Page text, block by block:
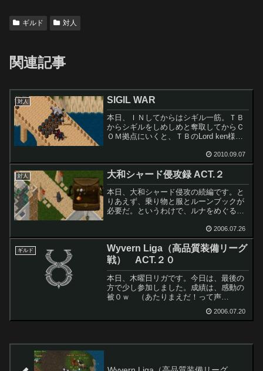
ギルド 対人
関連記事
対人 SIGIL WAR
本日、ＩＮしてからはシギル一筋。ＴＢ
からシギルをしめしめと奪取してからＣ
ＯＭ拠点にいくと、ＴＢのLord ken様
ぃぃ (((；ﾟДﾟ))とりあえず腹へったので
飯おちｗ戻ってＴＢ拠点いくとシギルな
いっす...
2010.09.07
対人 大和シャード侵攻録 ACT.２
本日、大和シャード侵攻の続編です。と
りあえず、乗り物と服とルーンブックが
必要だ。というわけで、ルナをめぐる
ｗ２２７の有志に２０００円をめぐんで
頂く。感謝。その金で、ルーンブック１
０００円を購入。続いて、灰...
2006.07.26
ギルド
Wyvern Liga（高品質装備リーグ
戦） ACT.２０
本日、木曜日リガです。今日は、最後の
方で少し参加しました。成績は、感動の
被０ｗ （あたりまえだ！って声
陣、デスパに回ってみると・・・いるわ
2006.07.20